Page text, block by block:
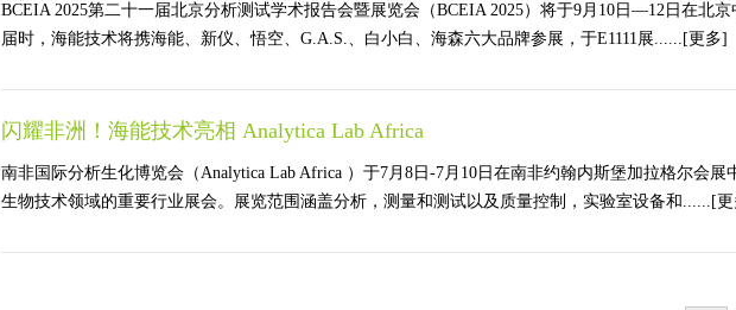
BCEIA 2025第二十一届北京分析测试学术报告会暨展览会（BCEIA 2025）将于9月10日—12日在北京
届时，海能技术将携海能、新仪、悟空、G.A.S.、白小白、海森六大品牌参展，于E1111展...... [更多]
闪耀非洲！海能技术亮相 Analytica Lab Africa
南非国际分析生化博览会（Analytica Lab Africa ）于7月8日-7月10日在南非约翰内斯堡加拉格尔会
生物技术领域的重要行业展会。展览范围涵盖分析，测量和测试以及质量控制，实验室设备和...... [